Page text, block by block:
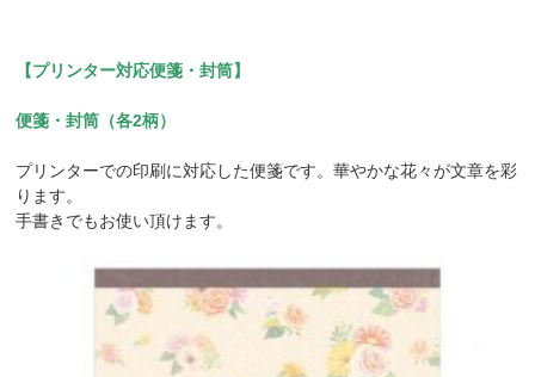
【プリンター対応便箋・封筒】
便箋・封筒（各2柄）
プリンターでの印刷に対応した便箋です。華やかな花々が文章を彩
ります。
手書きでもお使い頂けます。